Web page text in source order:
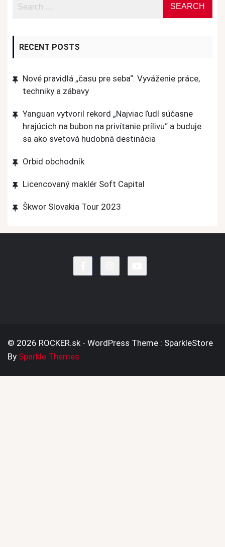
RECENT POSTS
Nové pravidlá „času pre seba“: Vyváženie práce,
techniky a zábavy
Yanguan vytvoril rekord „Najviac ľudí súčasne
hrajúcich na bubon na privítanie prílivu“ a buduje
sa ako svetová hudobná destinácia
Orbid obchodník
Licencovaný maklér Soft Capital
Škwor Slovakia Tour 2023
© 2026 ROCKER.sk - WordPress Theme : SparkleStore
By Sparkle Themes